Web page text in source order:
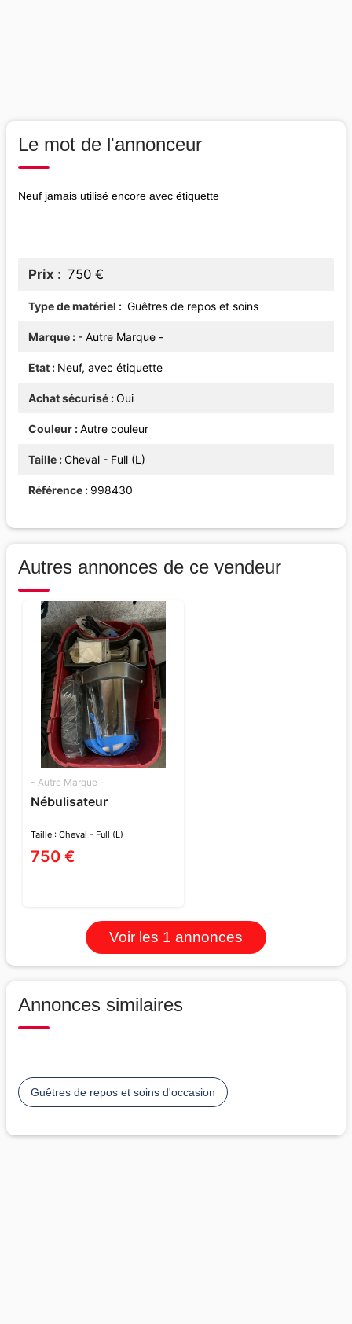
Le mot de l'annonceur
Neuf jamais utilisé encore avec étiquette
Prix 750 €
Type de matériel Guêtres de repos et soins
Marque - Autre Marque -
Etat Neuf, avec étiquette
Achat sécurisé Oui
Couleur Autre couleur
Taille Cheval - Full (L)
Référence 998430
Autres annonces de ce vendeur
- Autre Marque -
Nébulisateur
Taille : Cheval - Full (L)
750 €
Voir les 1 annonces
Annonces similaires
Guêtres de repos et soins d'occasion